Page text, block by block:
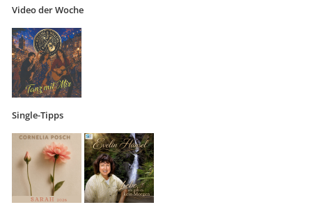
Video der Woche
Single-Tipps